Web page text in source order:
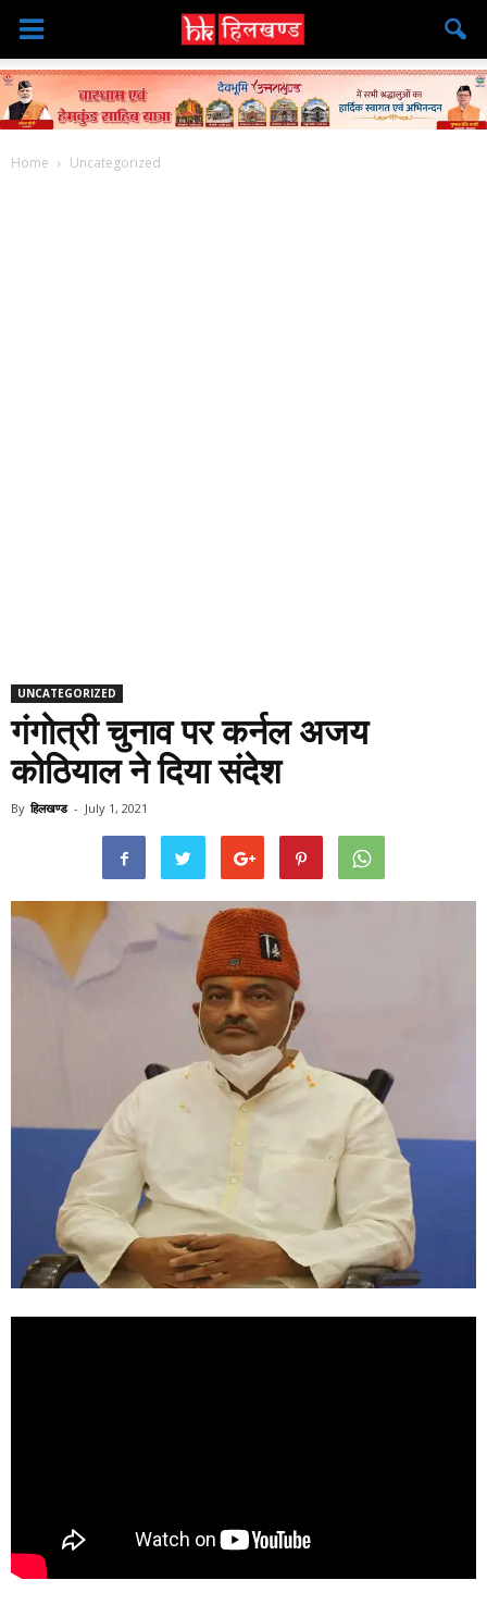
Home Uncategorized
UNCATEGORIZED
गंगोत्री चुनाव पर कर्नल अजय
कोठियाल ने दिया संदेश
By हिलखण्ड - July 1, 2021